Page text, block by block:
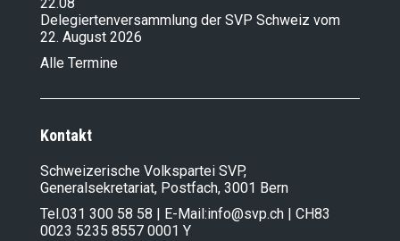
22.08
Delegiertenversammlung der SVP Schweiz vom
22. August 2026
Alle Termine
Kontakt
Schweizerische Volkspartei SVP,
Generalsekretariat, Postfach, 3001 Bern
Tel.031 300 58 58 | E-Mail:info@svp.ch | CH83
0023 5235 8557 0001 Y